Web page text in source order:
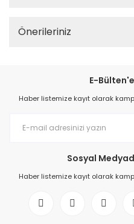
Önerileriniz
E-
Haber listemize kayıt olarak
Sosyal
Haber listemize kayıt olarak